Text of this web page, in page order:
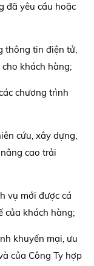
đã yêu cầu hoặc
thông tin điện tử,
khách hàng;
chương trình
cứu, xây dựng,
cao trải
vụ mới được cá
của khách hàng;
khuyến mại, ưu
của Công Ty hợp